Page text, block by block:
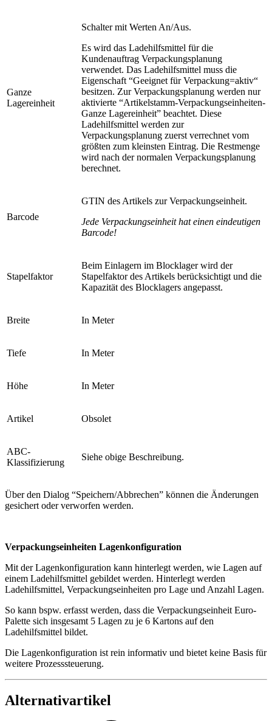
Ganze
Lagereinheit
Schalter mit Werten An/Aus.
Es wird das Ladehilfsmittel für die
Kundenauftrag Verpackungsplanung
verwendet. Das Ladehilfsmittel muss die
Eigenschaft “Geeignet für Verpackung=aktiv“
besitzen. Zur Verpackungsplanung werden nur
aktivierte “Artikelstamm-Verpackungseinheiten-
Ganze Lagereinheit” beachtet. Diese
Ladehilfsmittel werden zur
Verpackungsplanung zuerst verrechnet vom
größten zum kleinsten Eintrag. Die Restmenge
wird nach der normalen Verpackungsplanung
berechnet.
Barcode
GTIN des Artikels zur Verpackungseinheit.
Jede Verpackungseinheit hat einen eindeutigen
Barcode!
Stapelfaktor
Beim Einlagern im Blocklager wird der
Stapelfaktor des Artikels berücksichtigt und die
Kapazität des Blocklagers angepasst.
Breite In Meter
Tiefe In Meter
Höhe In Meter
Artikel Obsolet
ABC-
Klassifizierung
Siehe obige Beschreibung.
Über den Dialog “Speichern/Abbrechen” können die Änderungen
gesichert oder verworfen werden.
Verpackungseinheiten Lagenkonfiguration
Mit der Lagenkonfiguration kann hinterlegt werden, wie Lagen auf
einem Ladehilfsmittel gebildet werden. Hinterlegt werden
Ladehilfsmittel, Verpackungseinheiten pro Lage und Anzahl Lagen.
So kann bspw. erfasst werden, dass die Verpackungseinheit Euro-
Palette sich insgesamt 5 Lagen zu je 6 Kartons auf den
Ladehilfsmittel bildet.
Die Lagenkonfiguration ist rein informativ und bietet keine Basis für
weitere Prozesssteuerung.
Alternativartikel